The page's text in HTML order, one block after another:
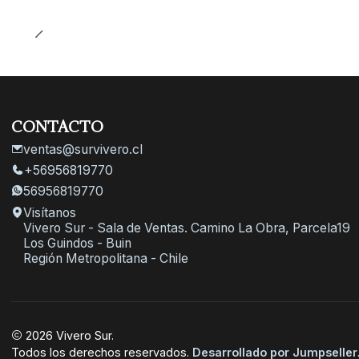
CONTACTO
ventas@survivero.cl
+56956819770
56956819770
Visítanos
Vivero Sur - Sala de Ventas. Camino La Obra, Parcela19
Los Guindos - Buin
Región Metropolitana - Chile
2026 Vivero Sur.
Todos los derechos reservados. Desarrollado por Jumpseller.